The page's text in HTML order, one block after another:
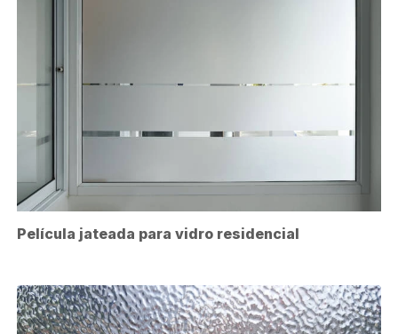
Película jateada para vidro residencial